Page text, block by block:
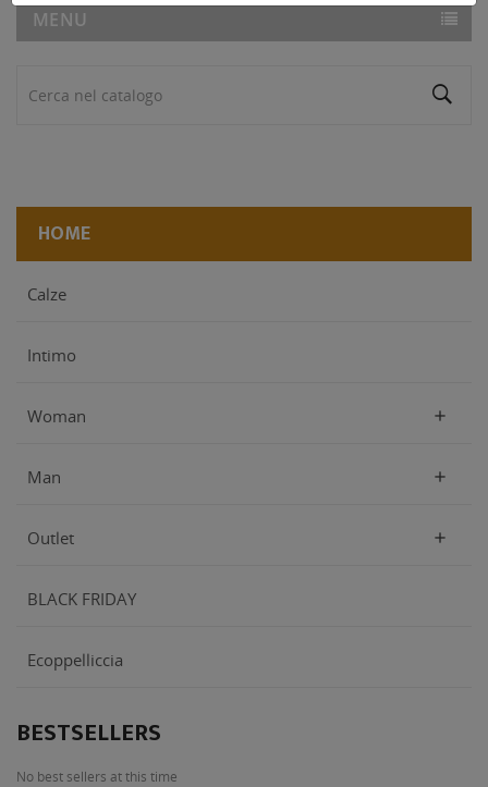
MENU
HOME
Calze
Intimo
Woman 
Man 
Outlet 
BLACK FRIDAY
Ecoppelliccia
BESTSELLERS
No best sellers at this time